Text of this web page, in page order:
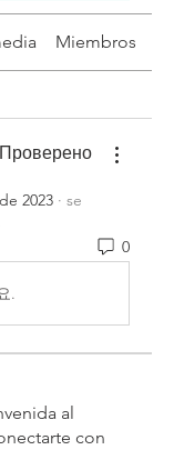
Miembros
2023 · se
0
.
al
con